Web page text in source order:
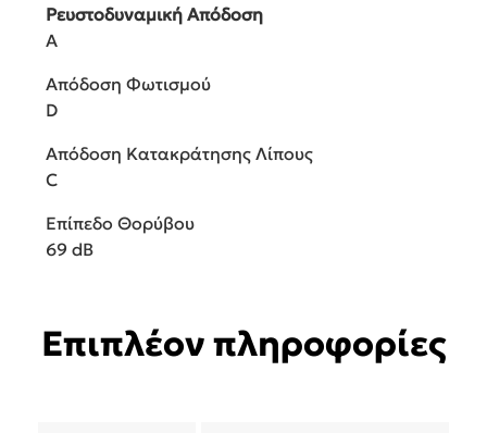
Ρευστοδυναμική Απόδοση
A
Απόδοση Φωτισμού
D
Απόδοση Κατακράτησης Λίπους
C
Επίπεδο Θορύβου
69 dB
Επιπλέον πληροφορίες